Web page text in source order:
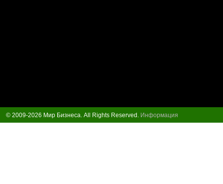
© 2009-2026 Мир Бизнеса. All Rights Reserved. Информация